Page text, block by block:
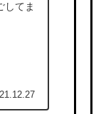
してま